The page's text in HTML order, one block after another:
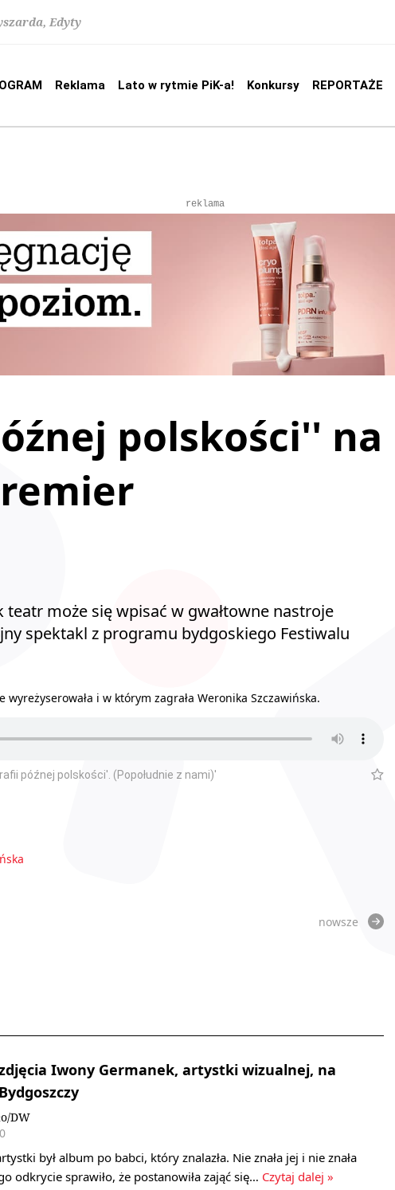
Edyty
Reklama Lato w rytmie PiK-a! Konkursy REPORTAŻE
reklama
polskości'' na
teatr może się wpisać w gwałtowne nastroje
spektakl z programu bydgoskiego Festiwalu
i w którym zagrała Weronika Szczawińska.
późnej polskości'. (Popołudnie z nami)'
nowsze
Iwony Germanek, artystki wizualnej, na
DW
był album po babci, który znalazła. Nie znała jej i nie znała
odkrycie sprawiło, że postanowiła zająć się… Czytaj dalej »